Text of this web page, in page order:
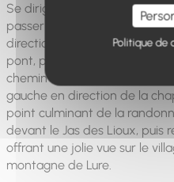
Se diriger vers le centre du
passer devant la mairie.
direction du camping sur 500
pont, proche du Jas de
chemin montant qui mène au
gauche en direction de la
point culminant de la
devant le Jas des Lioux, puis
offrant une jolie vue sur le
montagne de Lure.
Politique